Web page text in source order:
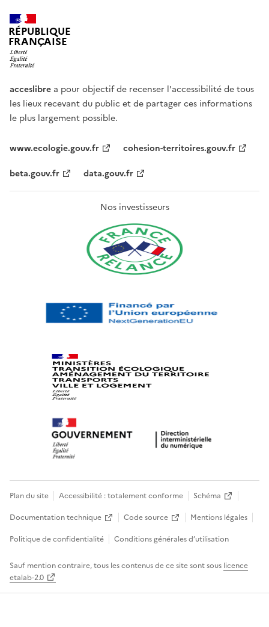
RÉPUBLIQUE
FRANÇAISE
acceslibre a pour objectif de recenser l'accessibilité de tous
les lieux recevant du public et de partager ces informations
le plus largement possible.
www.ecologie.gouv.fr
cohesion-territoires.gouv.fr
beta.gouv.fr
data.gouv.fr
Nos investisseurs
Plan du site Accessibilité : totalement conforme
Schéma
Documentation technique
Code source
Mentions légales
Politique de confidentialité
Conditions générales d’utilisation
Sauf mention contraire, tous les contenus de ce site sont sous licence
etalab-2.0